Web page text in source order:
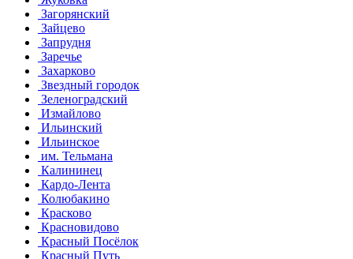
Загорянский
Зайцево
Запрудня
Заречье
Захарково
Звездный городок
Зеленоградский
Измайлово
Ильинский
Ильинское
им. Тельмана
Калининец
Кардо-Лента
Колюбакино
Красково
Красновидово
Красный Посёлок
Красный Путь